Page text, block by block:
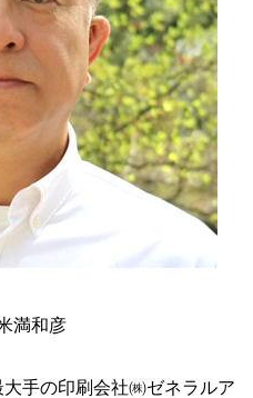
満和彦
手の印刷会社㈱ゼネラルア